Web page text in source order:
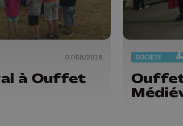
07/08/2019
à Ouffet
SOCIÉTÉ